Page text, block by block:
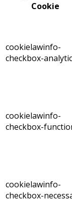
Cookie
cookielawinfo-
checkbox-
cookielawinfo-
checkbox-
cookielawinfo-
checkbox-